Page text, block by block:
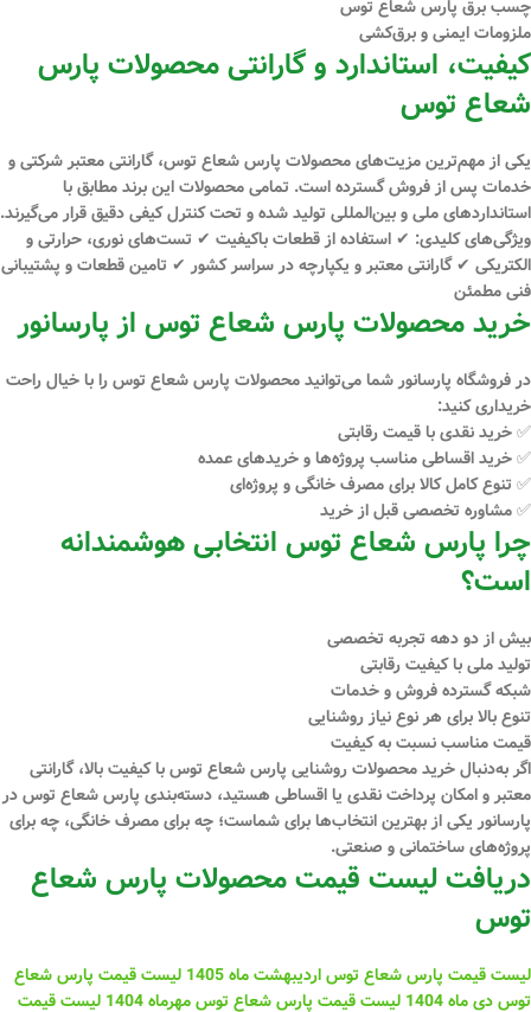
چسب برق پارس شعاع توس
ملزومات ایمنی و برق‌کشی
کیفیت، استاندارد و گارانتی محصولات پارس
شعاع توس
یکی از مهم‌ترین مزیت‌های محصولات پارس شعاع توس،گارانتی معتبر شرکتی و
خدمات پس از فروش گستردهاست. تمامی محصولات این برند مطابق با
استانداردهای ملی و بین‌المللی تولید شده و تحت کنترل کیفی دقیق قرار می‌گیرند.
ویژگی‌های کلیدی: ✔ استفاده از قطعات باکیفیت ✔ تست‌های نوری، حرارتی و
الکتریکی ✔ گارانتی معتبر و یکپارچه در سراسر کشور ✔ تامین قطعات و پشتیبانی
فنی مطمئن
خرید محصولات پارس شعاع توس از پارسانور
در فروشگاه پارسانورشما می‌توانید محصولات پارس شعاع توس را با خیال راحت
خریداری کنید:
✅ خریدنقدیبا قیمت رقابتی
✅خرید اقساطیمناسب پروژه‌ها و خریدهای عمده
✅ تنوع کامل کالا برای مصرف خانگی و پروژه‌ای
✅ مشاوره تخصصی قبل از خرید
چرا پارس شعاع توس انتخابی هوشمندانه
است؟
بیش از دو دهه تجربه تخصصی
تولید ملی با کیفیت رقابتی
شبکه گسترده فروش و خدمات
تنوع بالا برای هر نوع نیاز روشنایی
قیمت مناسب نسبت به کیفیت
اگر به‌دنبالخرید محصولات روشنایی پارس شعاع توسبا کیفیت بالا، گارانتی
معتبر و امکان پرداخت نقدی یا اقساطی هستید، دسته‌بندی پارس شعاع توس در
پارسانور یکی از بهترین انتخاب‌ها برای شماست؛ چه برای مصرف خانگی، چه برای
پروژه‌های ساختمانی و صنعتی.
دریافت لیست قیمت محصولات پارس شعاع
توس
لیست قیمت پارس شعاع توس اردیبهشت ماه 1405 لیست قیمت پارس شعاع
توس دی ماه 1404
لیست قیمت پارس شعاع توس مهرماه 1404
لیست قیمت